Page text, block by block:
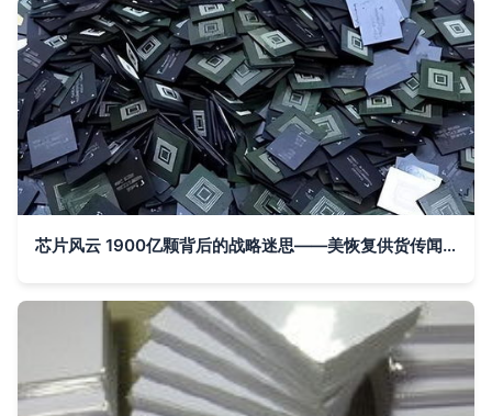
芯片风云 1900亿颗背后的战略迷思——美恢复供货传闻辨析